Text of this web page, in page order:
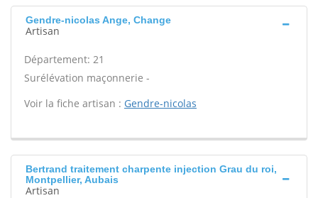
Gendre-nicolas Ange, Change
Artisan
Département: 21
Surélévation maçonnerie -
Voir la fiche artisan : Gendre-nicolas
Bertrand traitement charpente injection Grau du roi,
Montpellier, Aubais
Artisan